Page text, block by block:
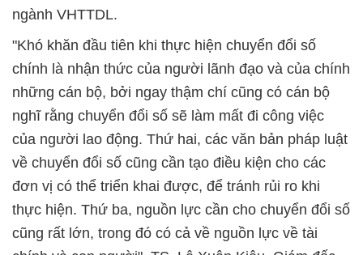
ngành VHTTDL.
"Khó khăn đầu tiên khi thực hiện chuyển đổi số
chính là nhận thức của người lãnh đạo và của chính
những cán bộ, bởi ngay thậm chí cũng có cán bộ
nghĩ rằng chuyển đổi số sẽ làm mất đi công việc
của người lao động. Thứ hai, các văn bản pháp luật
về chuyển đổi số cũng cần tạo điều kiện cho các
đơn vị có thể triển khai được, để tránh rủi ro khi
thực hiện. Thứ ba, nguồn lực cần cho chuyển đổi số
cũng rất lớn, trong đó có cả về nguồn lực về tài